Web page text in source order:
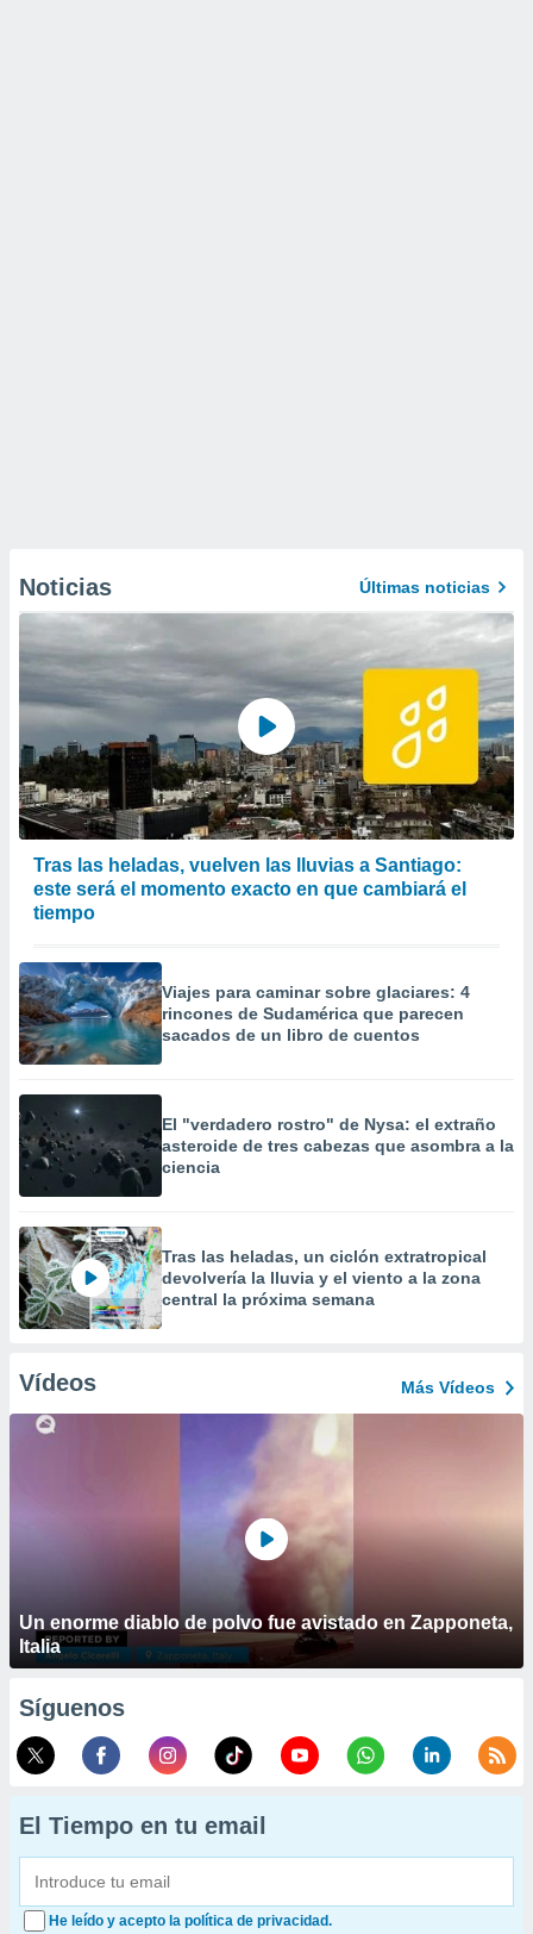
Noticias Últimas noticias
Tras las heladas, vuelven las lluvias a Santiago:
este será el momento exacto en que cambiará el
tiempo
Viajes para caminar sobre glaciares: 4
rincones de Sudamérica que parecen
sacados de un libro de cuentos
El "verdadero rostro" de Nysa: el extraño
asteroide de tres cabezas que asombra a la
ciencia
Tras las heladas, un ciclón extratropical
devolvería la lluvia y el viento a la zona
central la próxima semana
Vídeos Más Vídeos
Un enorme diablo de polvo fue avistado en Zapponeta,
Italia
Síguenos
El Tiempo en tu email
He leído y acepto la política de privacidad.